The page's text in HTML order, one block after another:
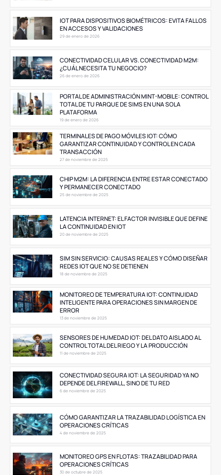
IOT PARA DISPOSITIVOS BIOMÉTRICOS: EVITA FALLOS
EN ACCESOS Y VALIDACIONES
29 de enero de 2026
CONECTIVIDAD CELULAR VS. CONECTIVIDAD M2M:
¿CUÁL NECESITA TU NEGOCIO?
26 de enero de 2026
PORTAL DE ADMINISTRACIÓN MINT-MOBILE: CONTROL
TOTAL DE TU PARQUE DE SIMS EN UNA SOLA
PLATAFORMA
19 de enero de 2026
TERMINALES DE PAGO MÓVILES IOT: CÓMO
GARANTIZAR CONTINUIDAD Y CONTROL EN CADA
TRANSACCIÓN
27 de noviembre de 2025
CHIP M2M: LA DIFERENCIA ENTRE ESTAR CONECTADO
Y PERMANECER CONECTADO
25 de noviembre de 2025
LATENCIA INTERNET: EL FACTOR INVISIBLE QUE DEFINE
LA CONTINUIDAD EN IOT
20 de noviembre de 2025
SIM SIN SERVICIO: CAUSAS REALES Y CÓMO DISEÑAR
REDES IOT QUE NO SE DETIENEN
18 de noviembre de 2025
MONITOREO DE TEMPERATURA IOT: CONTINUIDAD
INTELIGENTE PARA OPERACIONES SIN MARGEN DE
ERROR
13 de noviembre de 2025
SENSORES DE HUMEDAD IOT: DEL DATO AISLADO AL
CONTROL TOTAL DEL RIEGO Y LA PRODUCCIÓN
11 de noviembre de 2025
CONECTIVIDAD SEGURA IOT: LA SEGURIDAD YA NO
DEPENDE DEL FIREWALL, SINO DE TU RED
6 de noviembre de 2025
CÓMO GARANTIZAR LA TRAZABILIDAD LOGÍSTICA EN
OPERACIONES CRÍTICAS
4 de noviembre de 2025
MONITOREO GPS EN FLOTAS: TRAZABILIDAD PARA
OPERACIONES CRÍTICAS
30 de octubre de 2025